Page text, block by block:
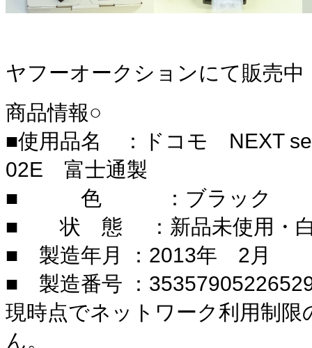
ヤフーオークションにて販売中
商品情報○
■使用品名 ：ドコモ NEXT
02E 富士通製
■ 色 ：ブラック
■ 状 態 ：新品未使用・白
■ 製造年月 ：2013年 2月
■ 製造番号 ：
現時点でネットワーク利用制
ん。